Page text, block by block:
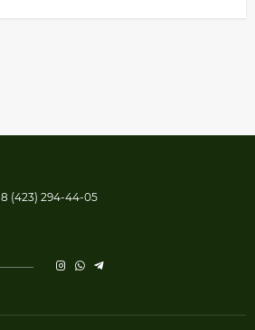
8 (423) 294-44-05